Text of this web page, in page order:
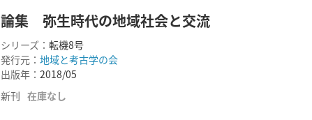
論集 弥生時代の地域社会と交流
シリーズ： 転機8号
発行元： 地域と考古学の会
出版年： 2018/05
新刊 在庫なし